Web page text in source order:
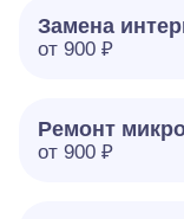
Замена
от 900 ₽
Ремонт
от 900 ₽